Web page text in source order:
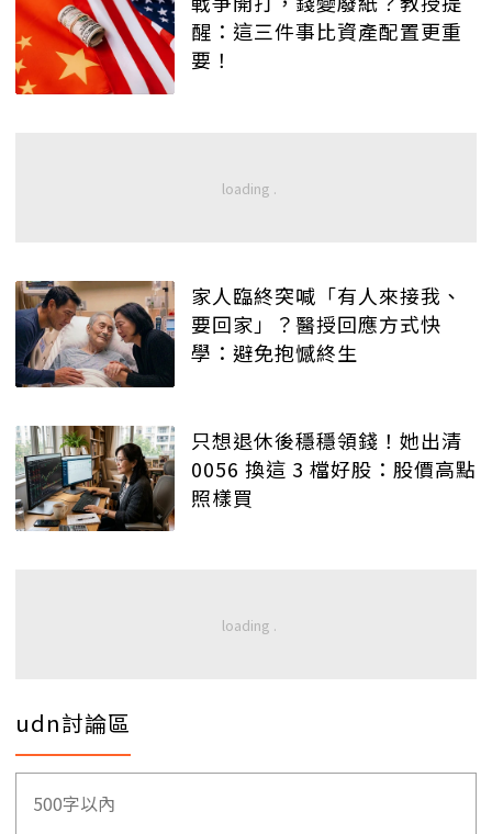
醒：這三件事比資產配置更重
要！
家人臨終突喊「有人來接我、
要回家」？醫授回應方式快
學：避免抱憾終生
只想退休後穩穩領錢！她出清
0056 換這 3 檔好股：股價高點
照樣買
udn討論區